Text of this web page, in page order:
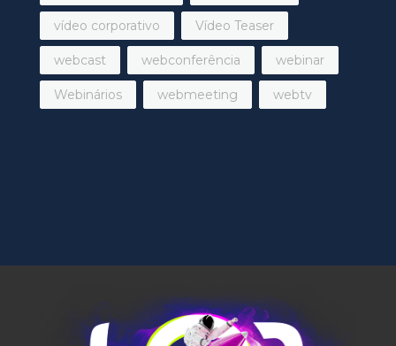
vídeo corporativo Vídeo Teaser
webcast webconferência webinar
Webinários webmeeting webtv